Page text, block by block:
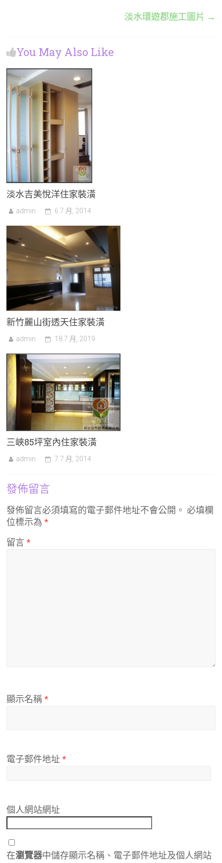
淡水環遊郡施工圖片 →
You May Also Like
淡水吉美悅洋住家裝潢
admin 6 7 月, 2014
新竹麗山街透天住家裝潢
admin 18 7 月, 2019
三峽85坪室內住家裝潢
admin 7 7 月, 2014
發佈留言
發佈留言必須填寫的電子郵件地址不會公開。 必填欄
位標示為*
留言*
顯示名稱*
電子郵件地址*
個人網站網址
在瀏覽器中儲存顯示名稱、電子郵件地址及個人網站